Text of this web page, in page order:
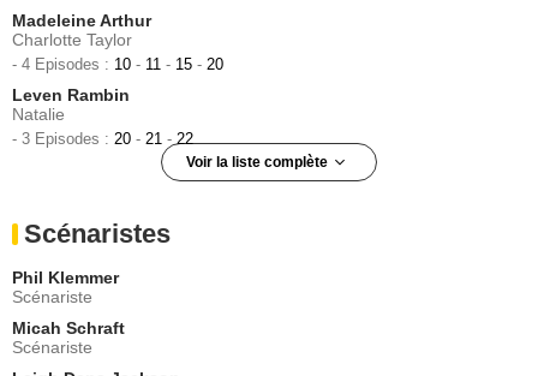
Madeleine Arthur
Charlotte Taylor
- 4 Episodes : 10 - 11 - 15 - 20
Leven Rambin
Natalie
- 3 Episodes : 20 - 21 - 22
Voir la liste complète
- 3 Episodes :4-12-22
Kurt Rundle
- 2 Episodes :
Nicholas Young
Dr. Aldus Crick
Scénaristes
Phil Klemmer
Scénariste
Micah Schraft
Scénariste